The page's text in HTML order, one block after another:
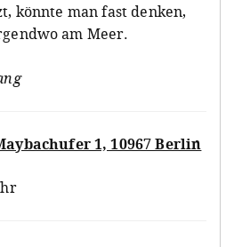
könnte man fast denken,
am Meer.
1, 10967 Berlin